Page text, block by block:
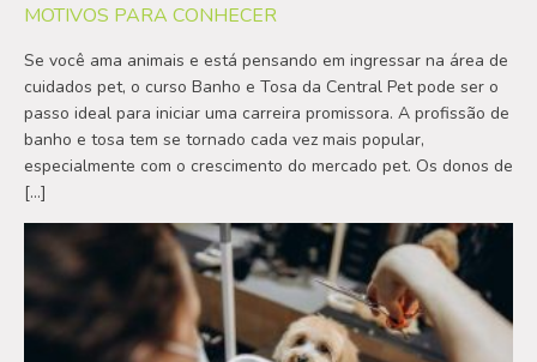
MOTIVOS PARA CONHECER
Se você ama animais e está pensando em ingressar na área de
cuidados pet, o curso Banho e Tosa da Central Pet pode ser o
passo ideal para iniciar uma carreira promissora. A profissão de
banho e tosa tem se tornado cada vez mais popular,
especialmente com o crescimento do mercado pet. Os donos de
[…]